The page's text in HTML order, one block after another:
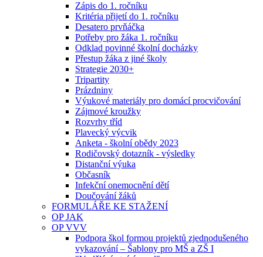
Zápis do 1. ročníku
Kritéria přijetí do 1. ročníku
Desatero prvňáčka
Potřeby pro žáka 1. ročníku
Odklad povinné školní docházky
Přestup žáka z jiné školy
Strategie 2030+
Tripartity
Prázdniny
Výukové materiály pro domácí procvičování
Zájmové kroužky
Rozvrhy tříd
Plavecký výcvik
Anketa - školní obědy 2023
Rodičovský dotazník - výsledky
Distanční výuka
Občasník
Infekční onemocnění dětí
Doučování žáků
FORMULÁŘE KE STAŽENÍ
OP JAK
OP VVV
Podpora škol formou projektů zjednodušeného
vykazování – Šablony pro MŠ a ZŠ I